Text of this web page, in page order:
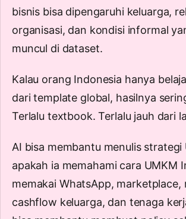
bisnis bisa dipengaruhi keluarga,
organisasi, dan kondisi informal
muncul di dataset.
Kalau orang Indonesia hanya
dari template global, hasilnya
Terlalu textbook. Terlalu jauh dari
AI bisa membantu menulis strategi
apakah ia memahami cara UMKM
memakai WhatsApp, marketplace,
cashflow keluarga, dan tenaga